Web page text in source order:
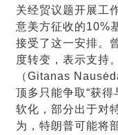
关经贸议题开展工
意美方征收的10%
接受了这一安排。
度转变，表示支持
（Gitanas
顶多只能争取“获
软化，部分出于对
为，特朗普可能将